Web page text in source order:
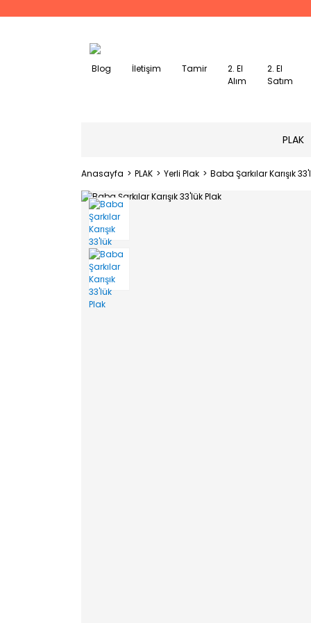
Blog İletişim Tamir
2. El
Alım
2. El
Satım
PLAK
Anasayfa PLAK Yerli Plak Baba Şarkılar Karışık